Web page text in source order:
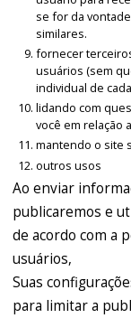
se for da
similares.
fornecer
usuários (sem
individual de
lidando com
você em relação
mantendo o site
outros usos
Ao enviar
publicaremos e
de acordo com a
usuários,
Suas
para limitar a